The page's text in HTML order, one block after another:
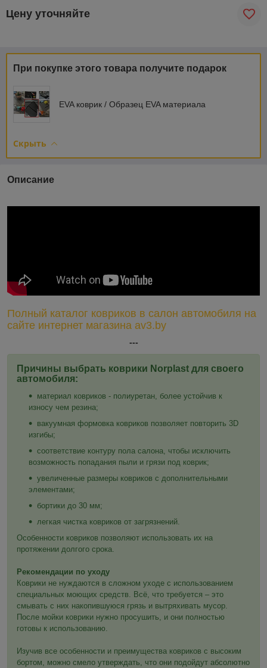
Цену уточняйте
При покупке этого товара получите подарок
EVA коврик / Образец EVA материала
Скрыть
Описание
Полный каталог ковриков в салон автомобиля на
сайте интернет магазина av3.by
---
Причины выбрать коврики Norplast для своего
автомобиля:
материал ковриков - полиуретан, более устойчив к
износу чем резина;
вакуумная формовка ковриков позволяет повторить 3D
изгибы;
соответствие контуру пола салона, чтобы исключить
возможность попадания пыли и грязи под коврик;
увеличенные размеры ковриков с дополнительными
элементами;
бортики до 30 мм;
легкая чистка ковриков от загрязнений.
Особенности ковриков позволяют использовать их на
протяжении долгого срока.
Рекомендации по уходу
Коврики не нуждаются в сложном уходе с использованием
специальных моющих средств. Всё, что требуется – это
смывать с них накопившуюся грязь и вытряхивать мусор.
После мойки коврики нужно просушить, и они полностью
готовы к использованию.
Изучив все особенности и преимущества ковриков с высоким
бортом, можно смело утверждать, что они подойдут абсолютно